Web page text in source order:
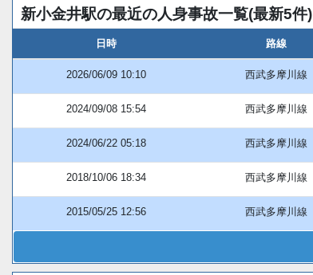
新小金井駅の最近の人身事故一覧(最新5件)
日時 路線
2026/06/09 10:10 西武多摩川線
2024/09/08 15:54 西武多摩川線
2024/06/22 05:18 西武多摩川線
2018/10/06 18:34 西武多摩川線
2015/05/25 12:56 西武多摩川線